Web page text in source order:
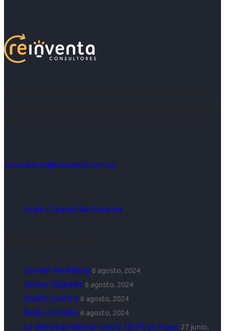
consultores@reinventa.com.uy
Login / Logout de Usuarios
Growth Marketing 6 agosto, 2024
Ventas Digitales 6 agosto, 2024
Diseño Gráfico 6 agosto, 2024
Redes Sociales 6 agosto, 2024
La demanda laboral creció 10,3% en mayo 27 junio,